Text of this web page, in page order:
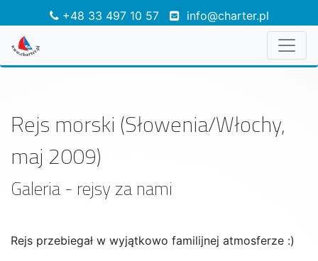
+48 33 497 10 57 info@charter.pl
Rejs morski (Słowenia/Włochy,
maj 2009)
Galeria - rejsy za nami
Rejs przebiegał w wyjątkowo familijnej atmosferze :)